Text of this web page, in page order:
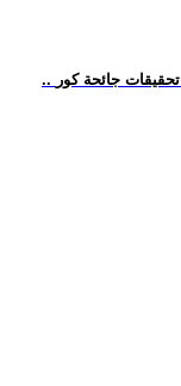
جائحة كور